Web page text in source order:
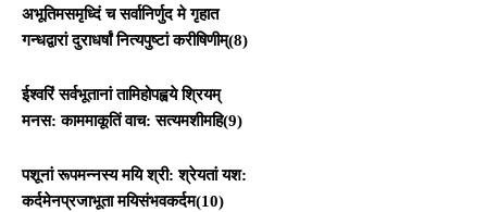
अभूतिमसमृध्दिं च सर्वानिर्णुद मे गृहात
गन्धद्वारां दुराधर्षां नित्यपुष्टां करीषिणीम्(8)
ईश्वरिं सर्वभूतानां तामिहोपह्वये श्रियम्
मनस: काममाकूतिं वाच: सत्यमशीमहि(9)
पशूनां रूपमन्नस्य मयि श्री: श्रेयतां यश:
कर्दमेनप्रजाभूता मयिसंभवकर्दम(10)